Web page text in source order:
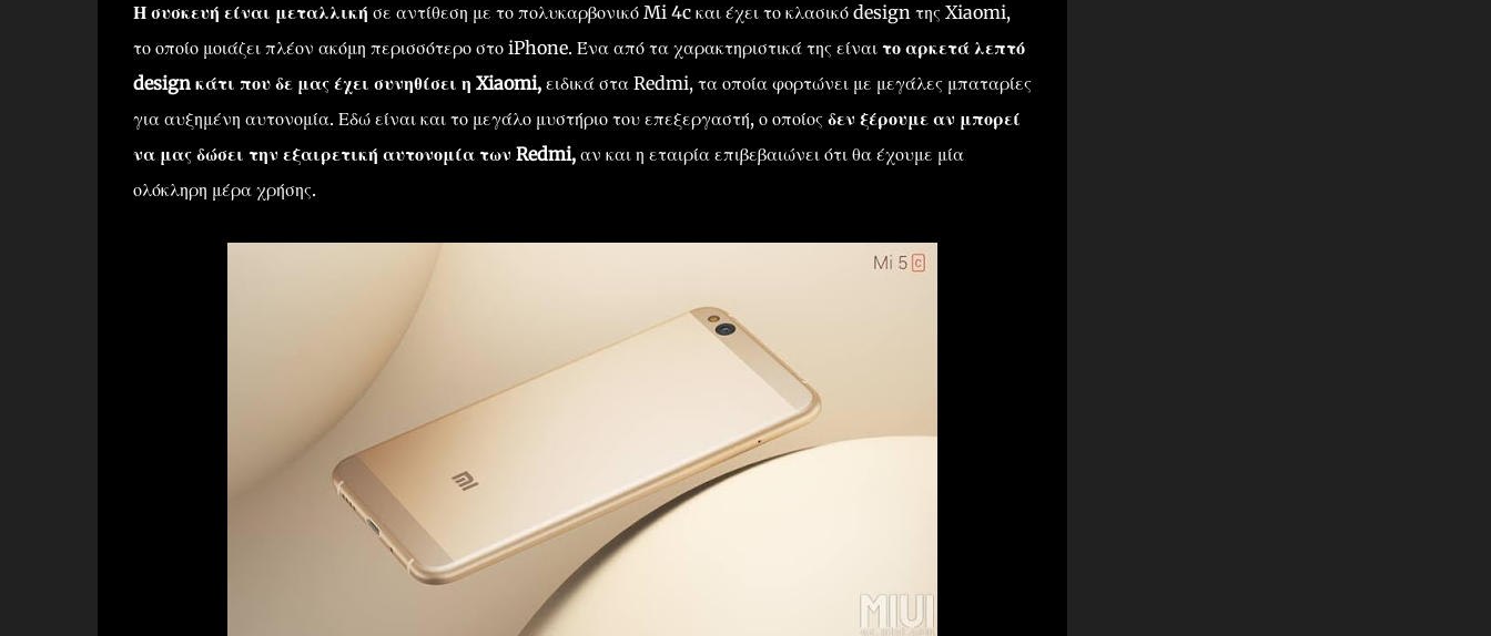
Η συσκευή είναι μεταλλική σε αντίθεση με το πολυκαρβονικό Mi 4c και έχει το κλασικό design της Xiaomi,
το οποίο μοιάζει πλέον ακόμη περισσότερο στο iPhone. Ένα από τα χαρακτηριστικά της είναι το αρκετά λεπτό
design κάτι που δε μας έχει συνηθίσει η Xiaomi,ειδικά στα Redmi, τα οποία φορτώνει με μεγάλες μπαταρίες
για αυξημένη αυτονομία. Εδώ είναι και το μεγάλο μυστήριο του επεξεργαστή, ο οποίος δεν ξέρουμε αν μπορεί
να μας δώσει την εξαιρετική αυτονομία των Redmi,αν και η εταιρία επιβεβαιώνει ότι θα έχουμε μία
ολόκληρη μέρα χρήσης.